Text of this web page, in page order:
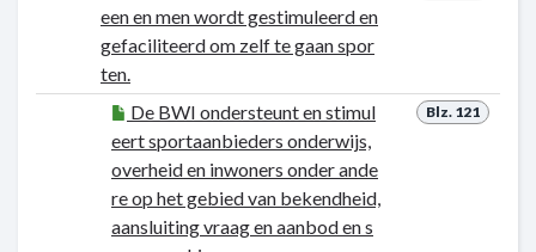
een en men wordt gestimuleerd en
gefaciliteerd om zelf te gaan spor
ten.
Blz. 121
De BWI ondersteunt en stimul
eert sportaanbieders onderwijs,
overheid en inwoners onder ande
re op het gebied van bekendheid,
aansluiting vraag en aanbod en s